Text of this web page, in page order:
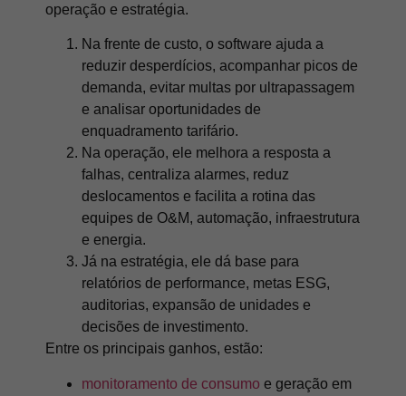
operação e estratégia.
Na frente de custo, o software ajuda a
reduzir desperdícios, acompanhar picos de
demanda, evitar multas por ultrapassagem
e analisar oportunidades de
enquadramento tarifário.
Na operação, ele melhora a resposta a
falhas, centraliza alarmes, reduz
deslocamentos e facilita a rotina das
equipes de O&M, automação, infraestrutura
e energia.
Já na estratégia, ele dá base para
relatórios de performance, metas ESG,
auditorias, expansão de unidades e
decisões de investimento.
Entre os principais ganhos, estão:
monitoramento de consumo e geração em